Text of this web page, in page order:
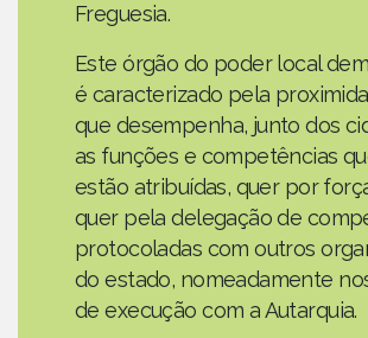
Freguesia.
Este órgão do poder local
é caracterizado pela
que desempenha, junto dos
as funções e competências
estão atribuídas, quer por
quer pela delegação de
protocoladas com outros
do estado, nomeadamente
de execução com a Autarquia.